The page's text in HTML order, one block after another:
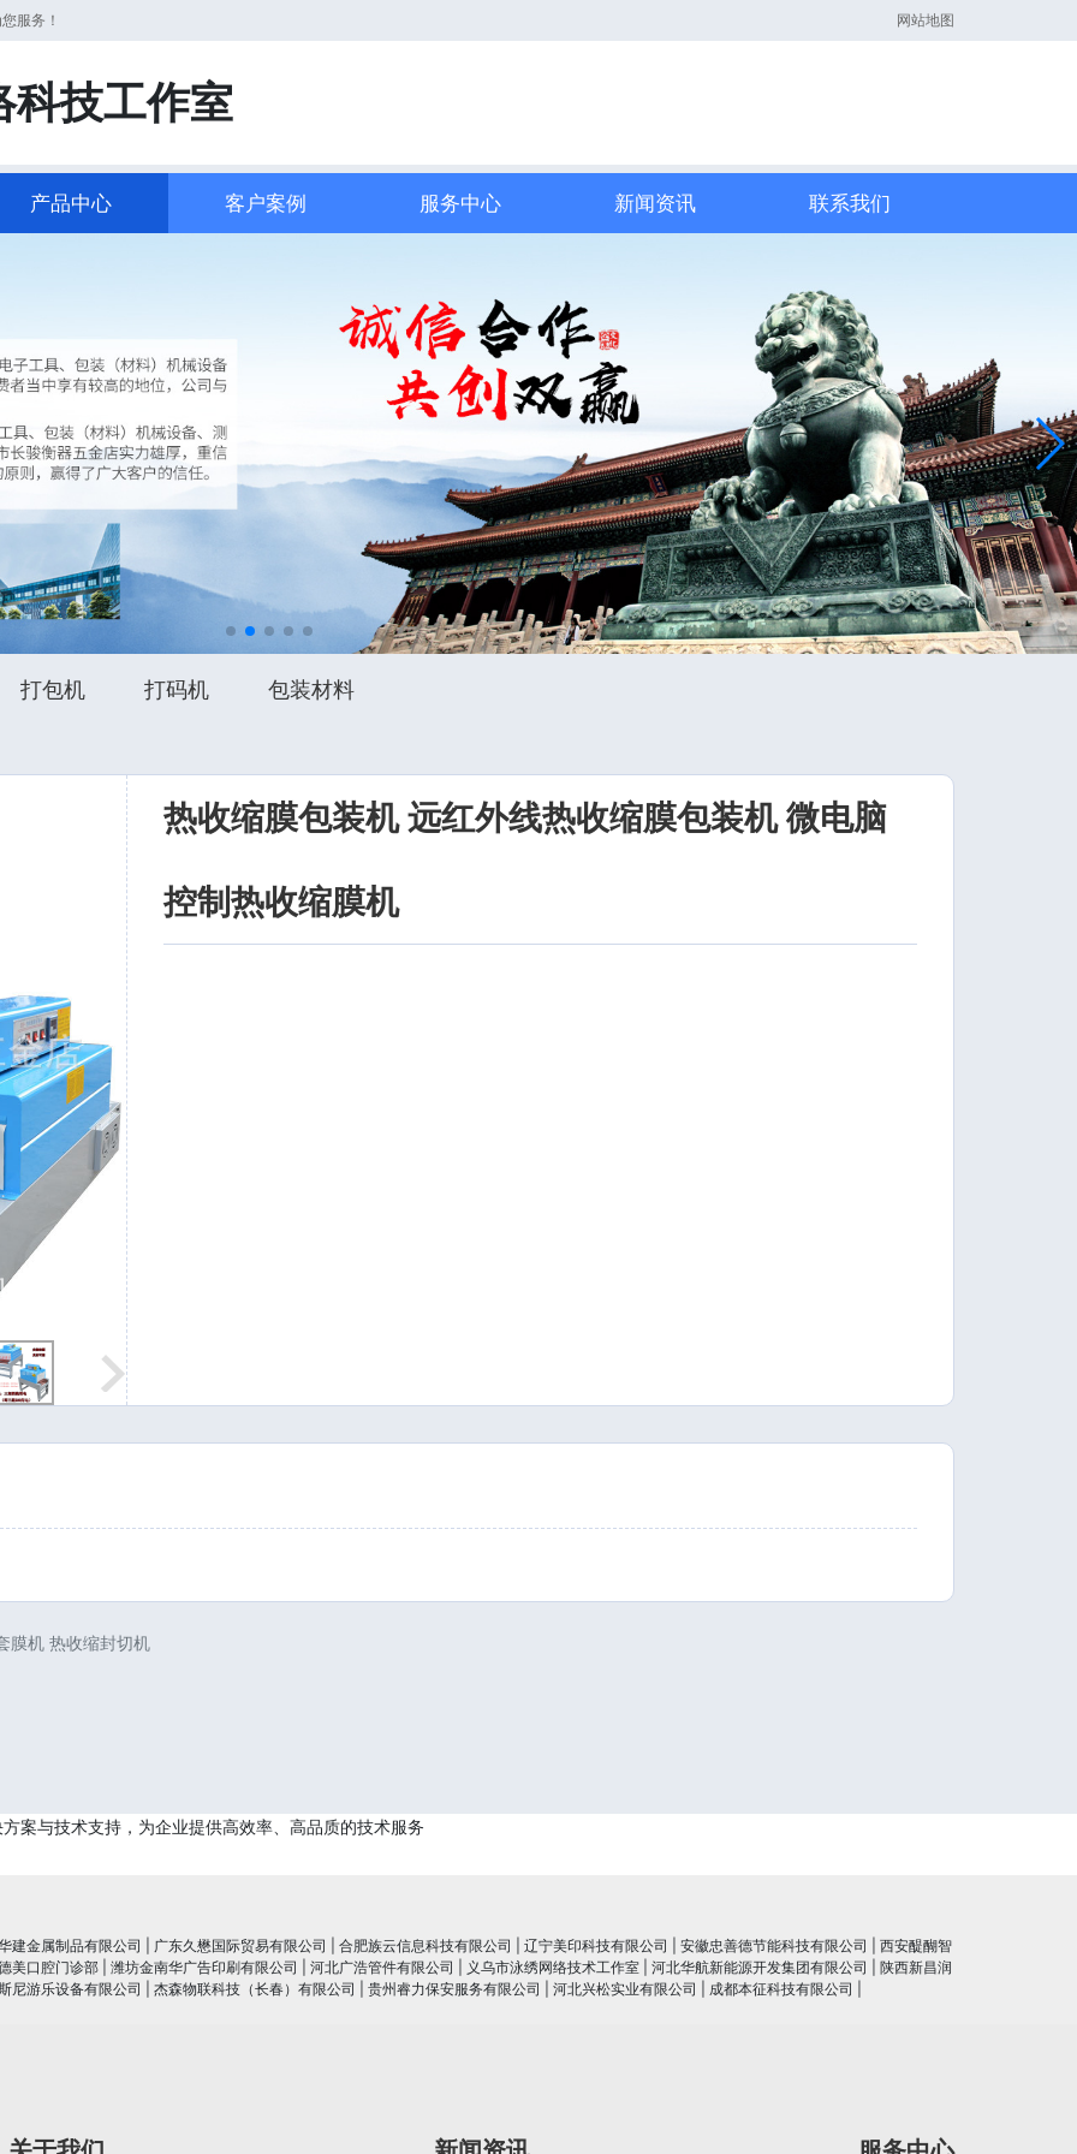
服务！ 网站地图
科技工作室
产品中心 客户案例 服务中心 新闻资讯 联系我们
打包机 打码机 包装材料
热收缩膜包装机 远红外线热收缩膜包装机 微电脑
控制热收缩膜机
膜机 热收缩封切机
案与技术支持，为企业提供高效率、高品质的技术服务
建金属制品有限公司 广东久懋国际贸易有限公司 合肥族云信息科技有限公司 辽宁美印科技有限公司 安徽忠善德节能科技有限公司
西安醍醐智
美口腔门诊部
潍坊金南华广告印刷有限公司 河北广浩管件有限公司 义乌市泳绣网络技术工作室 河北华航新能源开发集团有限公司
陕西新昌润
尼游乐设备有限公司
杰森物联科技（长春）有限公司 贵州睿力保安服务有限公司 河北兴松实业有限公司 成都本征科技有限公司